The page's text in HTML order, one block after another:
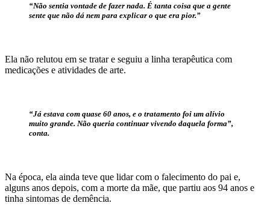
“Não sentia vontade de fazer nada. É tanta coisa que a gente
sente que não dá nem para explicar o que era pior.”
Ela não relutou em se tratar e seguiu a linha terapêutica com
medicações e atividades de arte.
“Já estava com quase 60 anos, e o tratamento foi um alívio
muito grande. Não queria continuar vivendo daquela forma”,
conta.
Na época, ela ainda teve que lidar com o falecimento do pai e,
alguns anos depois, com a morte da mãe, que partiu aos 94 anos e
tinha sintomas de demência.